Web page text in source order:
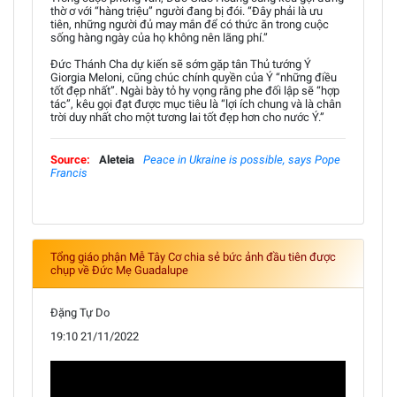
thờ ơ với “hàng triệu” người đang bị đói. “Đây phải là ưu
tiên, những người đủ may mắn để có thức ăn trong cuộc
sống hàng ngày của họ không nên lãng phí.”
Đức Thánh Cha dự kiến sẽ sớm gặp tân Thủ tướng Ý
Giorgia Meloni, cũng chúc chính quyền của Ý “những điều
tốt đẹp nhất”. Ngài bày tỏ hy vọng rằng phe đối lập sẽ “hợp
tác”, kêu gọi đạt được mục tiêu là “lợi ích chung và là chân
trời duy nhất cho một tương lai tốt đẹp hơn cho nước Ý.”
Source: Aleteia
Peace in Ukraine is possible, says Pope
Francis
Tổng giáo phận Mễ Tây Cơ chia sẻ bức ảnh đầu tiên được
chụp về Đức Mẹ Guadalupe
Đặng Tự Do
19:10 21/11/2022